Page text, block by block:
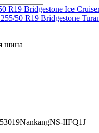
R19 Bridgestone Ice
50 R19 Bridgestone
IIFQ1J